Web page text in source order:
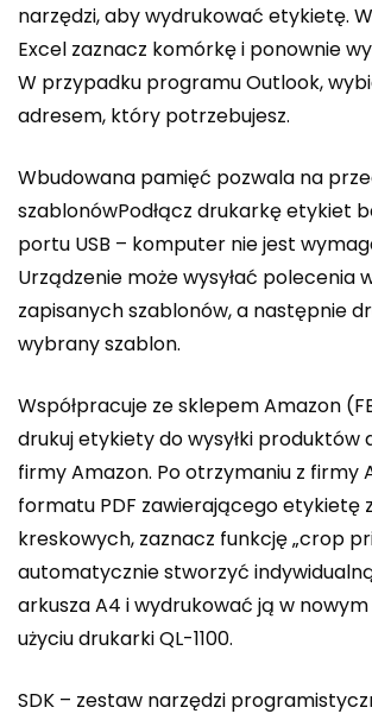
narzędzi, aby wydrukować etykietę.
Excel zaznacz komórkę i ponownie
W przypadku programu Outlook,
adresem, który potrzebujesz.
Wbudowana pamięć pozwala na
szablonówPodłącz drukarkę etykiet
portu USB – komputer nie jest
Urządzenie może wysyłać polecenia
zapisanych szablonów, a następnie
wybrany szablon.
Współpracuje ze sklepem Amazon
drukuj etykiety do wysyłki produktów
firmy Amazon. Po otrzymaniu z firmy
formatu PDF zawierającego etykietę
kreskowych, zaznacz funkcję „crop
automatycznie stworzyć
arkusza A4 i wydrukować ją w
użyciu drukarki QL-1100.
SDK – zestaw narzędzi